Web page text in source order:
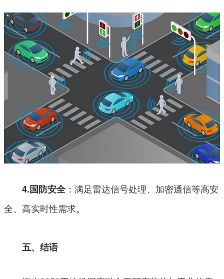
4.国防安全：满足雷达信号处理、加密通信等高安
全、高实时性需求。
五、结语